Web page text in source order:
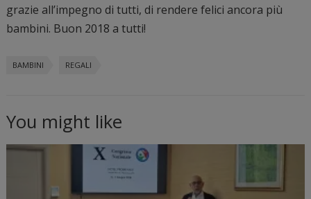
grazie all’impegno di tutti, di rendere felici ancora più
bambini. Buon 2018 a tutti!
BAMBINI REGALI
You might like